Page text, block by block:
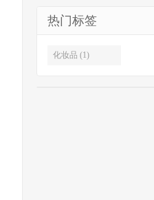
热门标签
化妆品 (1)